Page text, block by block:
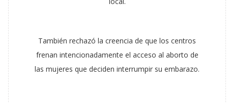
También rechazó la creencia de que los centros
frenan intencionadamente el acceso al aborto de
las mujeres que deciden interrumpir su embarazo.